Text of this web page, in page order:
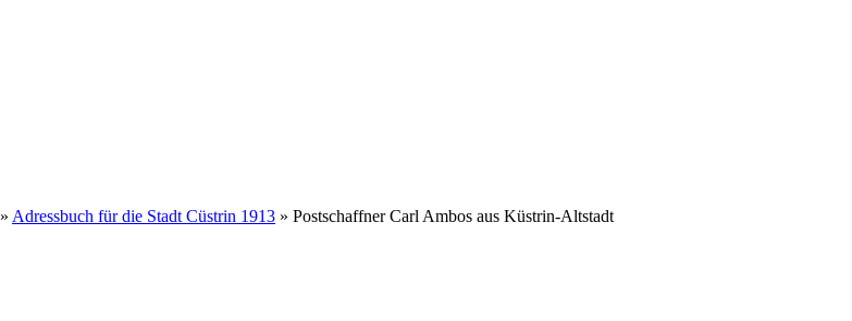
» Adressbuch für die Stadt Cüstrin 1913 » Postschaffner Carl Ambos aus Küstrin-Altstadt